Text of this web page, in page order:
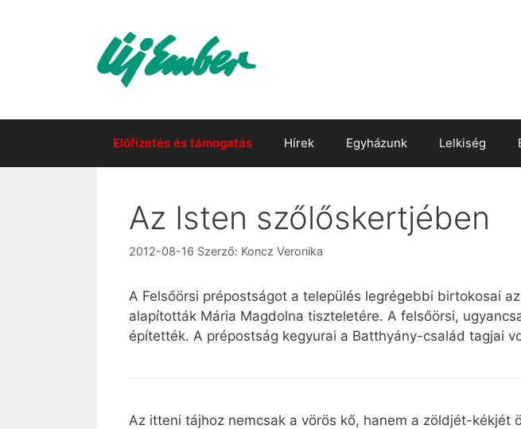
Előfizetés és támogatás Hírek Egyházunk Lelkiség
Az Isten szőlőskertjében
2012-08-16 Szerző: Koncz Veronika
A Felsőörsi prépostságot a település legrégebbi birtokosai
alapították Mária Magdolna tiszteletére. A felsőörsi,
építették. A prépostság kegyurai a Batthyány-család tagjai
Az itteni tájhoz nemcsak a vörös kő, hanem a zöldjét-